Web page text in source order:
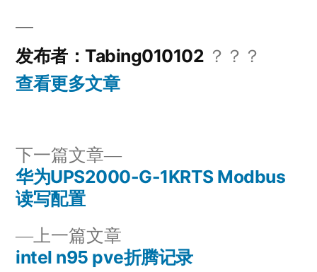
于
发布者：Tabing010102 ？？？
查看更多文章
文
导
上一篇文章
一
intel n95 pve折腾记录
下一篇文章
下
一
华为UPS2000-G-1KRTS Modbus
读写配置